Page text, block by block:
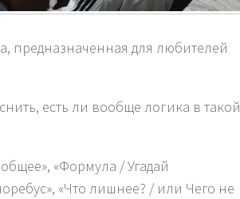
предназначенная для любителей
есть ли вообще логика в такой
«Формула / Угадай
«Что лишнее? / или Чего не